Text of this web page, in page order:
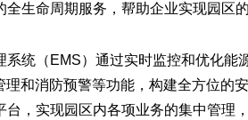
生命周期服务，帮助企业实现园区
系统（EMS）通过实时监控和优化能
理和消防预警等功能，构建全方位的
台，实现园区内各项业务的集中管理